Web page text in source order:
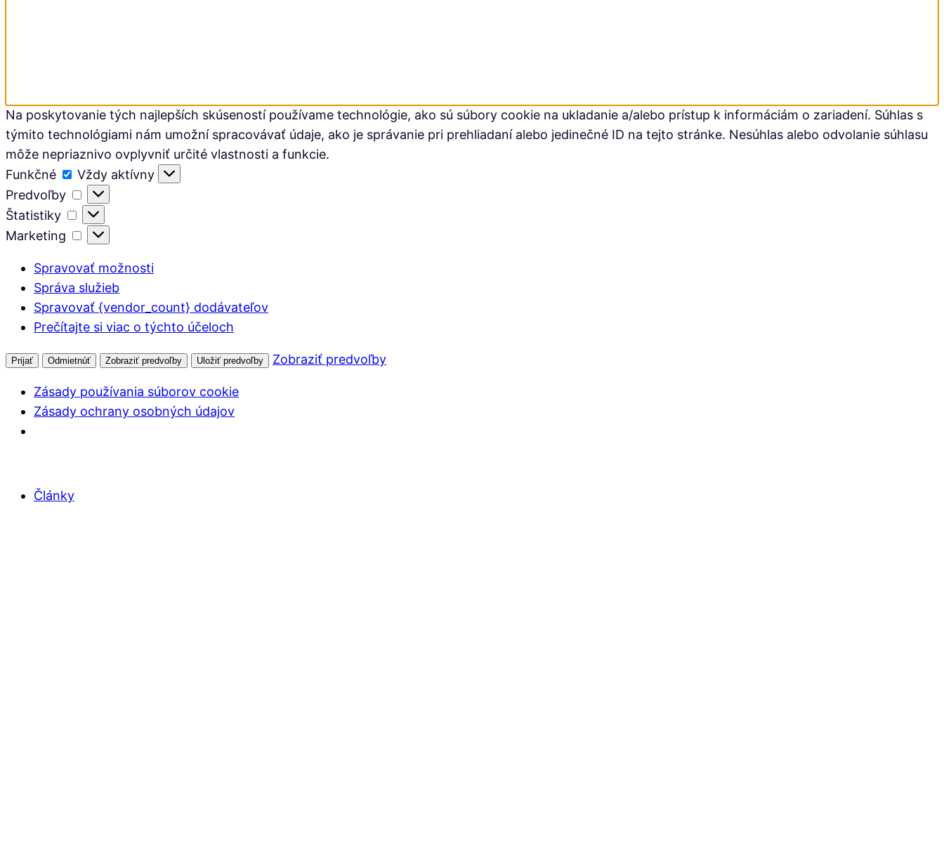
Na poskytovanie tých najlepších skúseností používame technológie, ako sú súbory cookie na ukladanie a/alebo prístup k informáciám o zariadení. Súhlas s
týmito technológiami nám umožní spracovávať údaje, ako je správanie pri prehliadaní alebo jedinečné ID na tejto stránke. Nesúhlas alebo odvolanie súhlasu
môže nepriaznivo ovplyvniť určité vlastnosti a funkcie.
Funkčné
Funkčné
Vždy aktívny
Predvoľby
Predvoľby
Štatistiky
Štatistiky
Marketing
Marketing
Spravovať možnosti
Správa služieb
Spravovať {vendor_count} dodávateľov
Prečítajte si viac o týchto účeloch
Prijať Odmietnúť Zobraziť predvoľby Uložiť predvoľby Zobraziť predvoľby
Zásady používania súborov cookie
Zásady ochrany osobných údajov
Články